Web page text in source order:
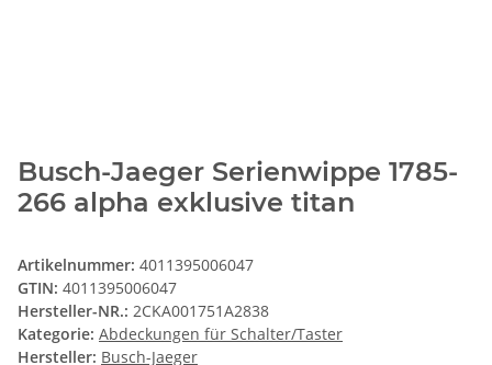
Busch-Jaeger Serienwippe 1785-
266 alpha exklusive titan
Artikelnummer: 4011395006047
GTIN: 4011395006047
Hersteller-NR.: 2CKA001751A2838
Kategorie: Abdeckungen für Schalter/Taster
Hersteller: Busch-Jaeger